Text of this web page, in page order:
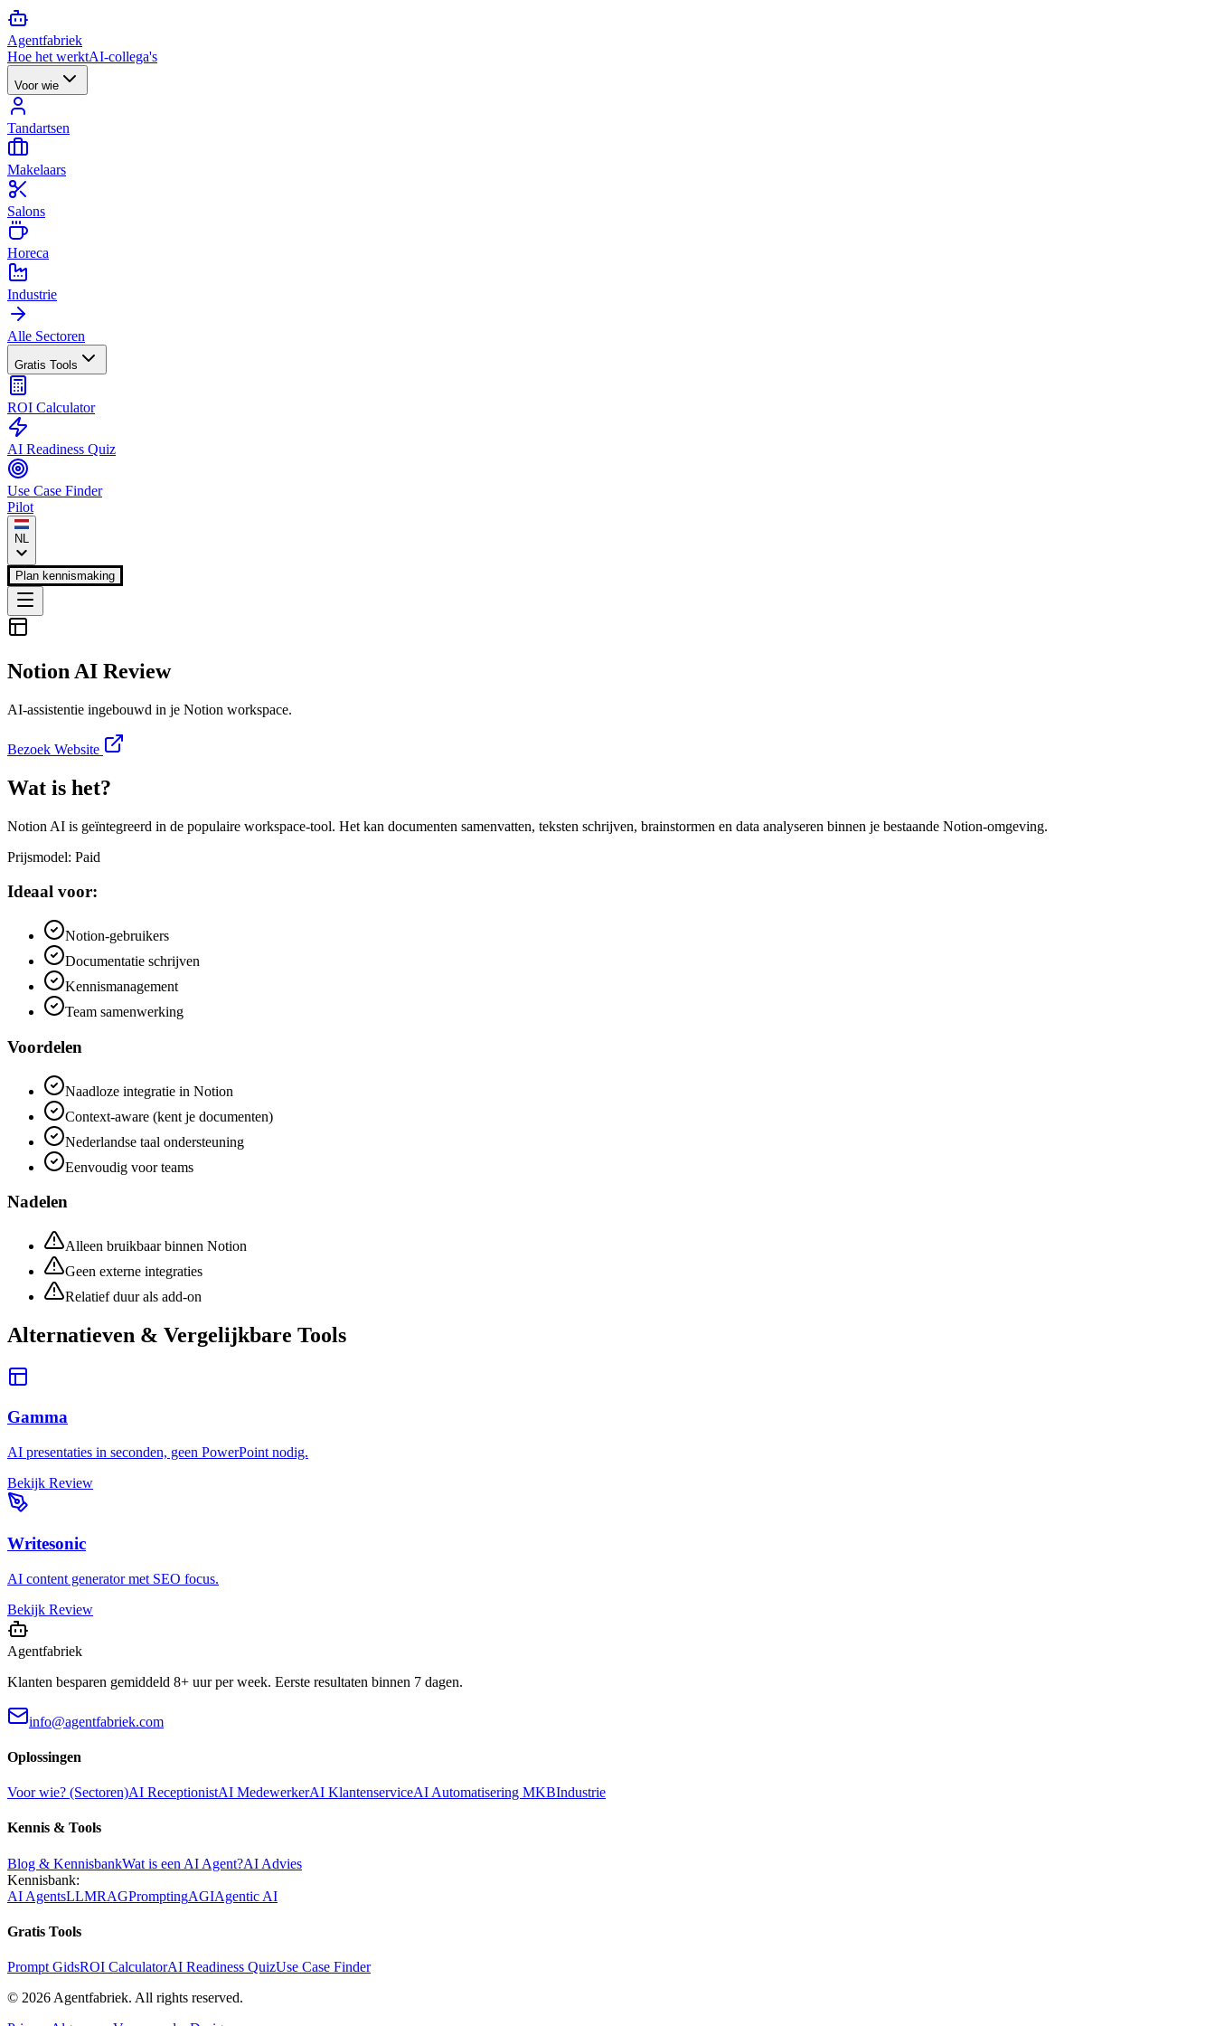
Agentfabriek
Hoe het werktAI-collega's
Voor wie
Tandartsen
Makelaars
Salons
Horeca
Industrie
Alle Sectoren
Gratis Tools
ROI Calculator
AI Readiness Quiz
Use Case Finder
Pilot
NL
Plan kennismaking
Notion AI Review
AI-assistentie ingebouwd in je Notion workspace.
Bezoek Website
Wat is het?
Notion AI is geïntegreerd in de populaire workspace-tool. Het kan documenten samenvatten, teksten schrijven, brainstormen en data analyseren binnen je bestaande Notion-omgeving.
Prijsmodel: Paid
Ideaal voor:
Notion-gebruikers
Documentatie schrijven
Kennismanagement
Team samenwerking
Voordelen
Naadloze integratie in Notion
Context-aware (kent je documenten)
Nederlandse taal ondersteuning
Eenvoudig voor teams
Nadelen
Alleen bruikbaar binnen Notion
Geen externe integraties
Relatief duur als add-on
Alternatieven & Vergelijkbare Tools
Gamma
AI presentaties in seconden, geen PowerPoint nodig.
Bekijk Review
Writesonic
AI content generator met SEO focus.
Bekijk Review
Agentfabriek
Klanten besparen gemiddeld 8+ uur per week. Eerste resultaten binnen 7 dagen.
info@agentfabriek.com
Oplossingen
Voor wie? (Sectoren)AI ReceptionistAI MedewerkerAI KlantenserviceAI Automatisering MKBIndustrie
Kennis & Tools
Blog & KennisbankWat is een AI Agent?AI Advies
Kennisbank:
AI AgentsLLMRAGPromptingAGIAgentic AI
Gratis Tools
Prompt GidsROI CalculatorAI Readiness QuizUse Case Finder
© 2026 Agentfabriek. All rights reserved.